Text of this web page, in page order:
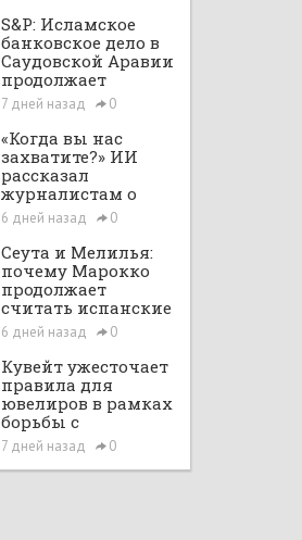
S&P: Исламское
банковское дело в
Саудовской Аравии
продолжает
расширяться при
поддержке Vision
2030 и рыночных
реформ
7 дней назад 0
«Когда вы нас
захватите?» ИИ
рассказал
журналистам о
планах по
покорению мира в
большом интервью
с ChatGPT
6 дней назад 0
Сеута и Мелилья:
почему Марокко
продолжает
считать испанские
анклавы своими
территориями
6 дней назад 0
Кувейт ужесточает
правила для
ювелиров в рамках
борьбы с
отмыванием денег
7 дней назад 0